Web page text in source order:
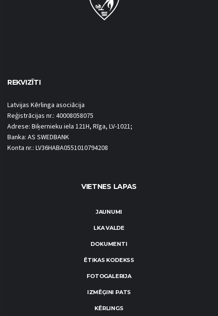
REKVIZĪTI
Latvijas Kērlinga asociācija
Reģistrācijas nr.: 40008058075
Adrese: Biķernieku iela 121H, Rīga, LV-1021;
Banka: AS SWEDBANK
Konta nr.: LV36HABA0551010794208
VIETNES LAPAS
JAUNUMI
LKA VALDE
DOKUMENTI
ĒTIKAS KODEKSS
FOTOGALERIJA
IZMĒĢINI PATS
KĒRLINGS